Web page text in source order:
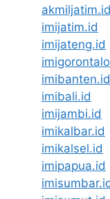
akmiljatim.id
imijatim.id
imijateng.id
imibanten.id
imibali.id
imijambi.id
imikalbar.id
imikalsel.id
imipapua.id